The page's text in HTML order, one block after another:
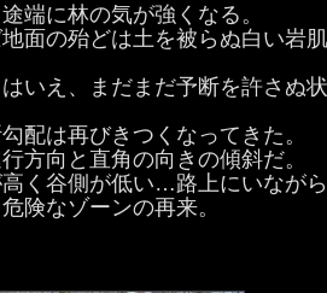
端に林の気が強くなる。
面の殆どは土を被らぬ白い岩
いえ、まだまだ予断を許さぬ
配は再びきつくなってきた。
方向と直角の向きの傾斜だ。
く谷側が低い…路上にいなが
険なゾーンの再来。